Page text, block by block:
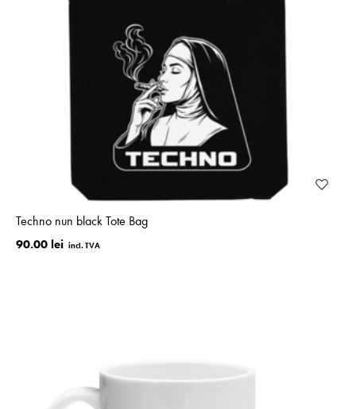
Techno nun black Tote Bag
90.00 lei